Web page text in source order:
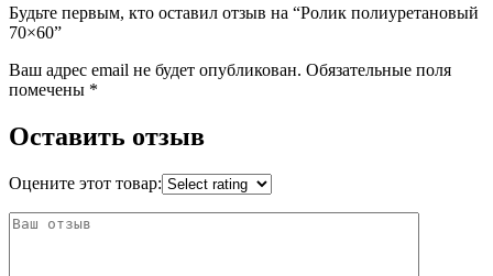
Будьте первым, кто оставил отзыв на “Ролик полиуретановый
70×60”
Ваш адрес email не будет опубликован. Обязательные поля
помечены *
Оставить отзыв
Оцените этот товар: